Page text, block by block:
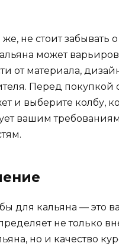
не стоит забывать
может
от материала,
Перед покупкой
и выберите колбу,
вашим
для кальяна — это
не только
но и качество